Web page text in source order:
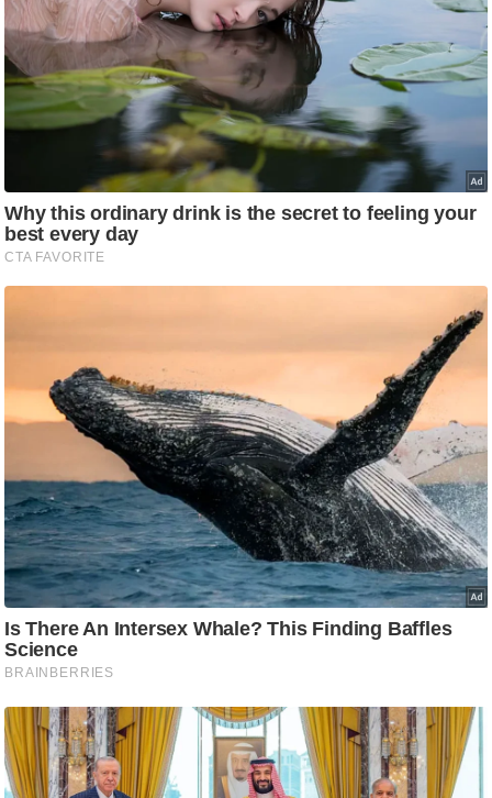
फै
श
न
लू
नु
स्खे
प
ल
ट
ने
स
मं
त्रा
रि
ले
न
शि
प